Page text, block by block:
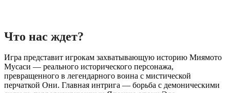
Что нас ждет?
Игра представит игрокам захватывающую историю Миямото
Мусаси — реального исторического персонажа,
превращенного в легендарного воина с мистической
перчаткой Они. Главная интрига — борьба с демоническими